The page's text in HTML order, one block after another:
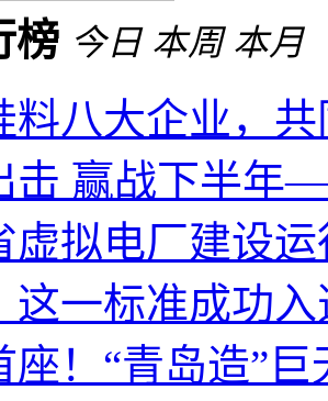
榜 今日 本周 本月
料八大企业，
击 赢战下半年
虚拟电厂建设
这一标准成功
座！“青岛造”